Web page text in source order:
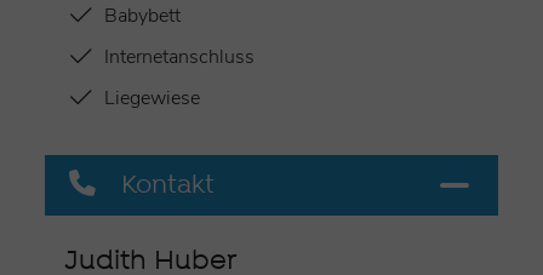
Babybett
Internetanschluss
Liegewiese
Kontakt
Judith Huber